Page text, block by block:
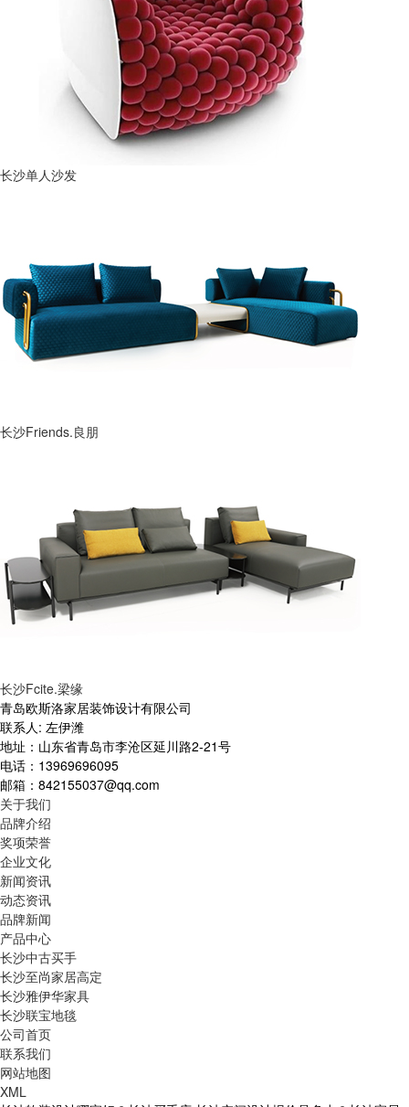
长沙单人沙发
长沙Friends.良朋
长沙Fcite.梁缘
青岛欧斯洛家居装饰设计有限公司
联系人: 左伊潍
地址：山东省青岛市李沧区延川路2-21号
电话：13969696095
邮箱：842155037@qq.com
关于我们
品牌介绍
奖项荣誉
企业文化
新闻资讯
动态资讯
品牌新闻
产品中心
长沙中古买手
长沙至尚家居高定
长沙雅伊华家具
长沙联宝地毯
公司首页
联系我们
网站地图
XML